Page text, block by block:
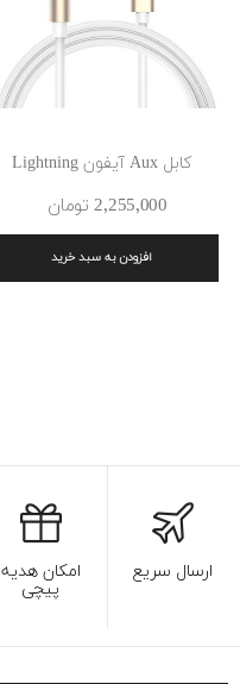
کابل Aux آیفون Lightning
2٬255٬000 ‎تومان
افزودن به سبد خرید
ارسال سریع امکان هدیه
پیچی